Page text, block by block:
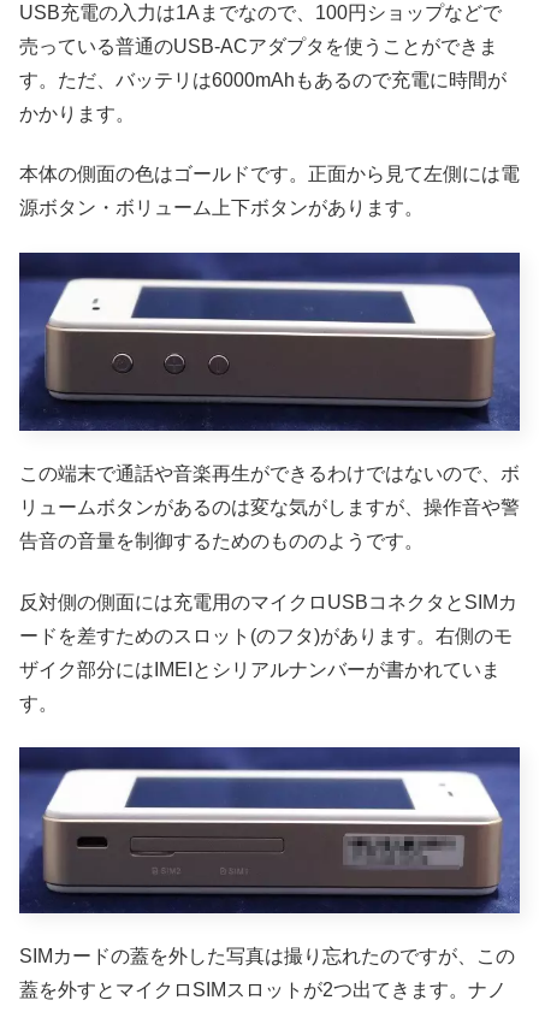
USB充電の入力は1Aまでなので、100円ショップなどで
売っている普通のUSB-ACアダプタを使うことができま
す。ただ、バッテリは6000mAhもあるので充電に時間が
かかります。
本体の側面の色はゴールドです。正面から見て左側には電
源ボタン・ボリューム上下ボタンがあります。
この端末で通話や音楽再生ができるわけではないので、ボ
リュームボタンがあるのは変な気がしますが、操作音や警
告音の音量を制御するためのもののようです。
反対側の側面には充電用のマイクロUSBコネクタとSIMカ
ードを差すためのスロット(のフタ)があります。右側のモ
ザイク部分にはIMEIとシリアルナンバーが書かれていま
す。
SIMカードの蓋を外した写真は撮り忘れたのですが、この
蓋を外すとマイクロSIMスロットが2つ出てきます。ナノ